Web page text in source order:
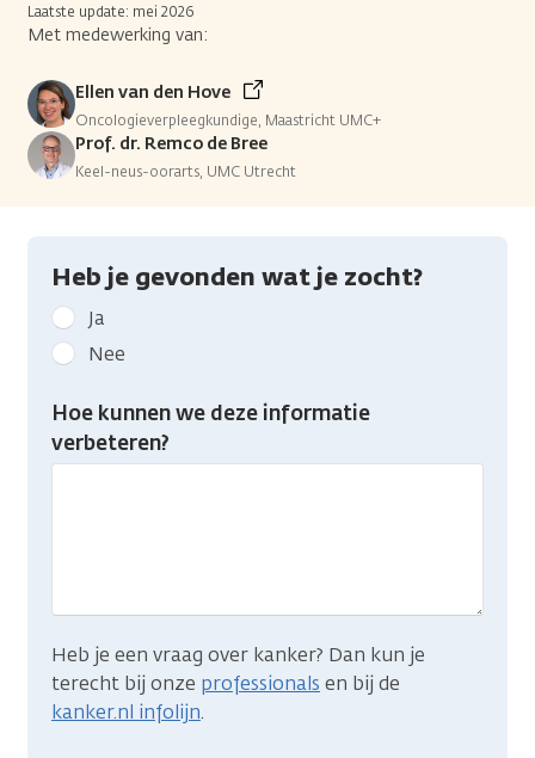
Laatste update: mei 2026
Met medewerking van:
Ellen van den Hove
Oncologieverpleegkundige, Maastricht UMC+
Prof. dr. Remco de Bree
Keel-neus-oorarts, UMC Utrecht
Heb je gevonden wat je zocht?
Geef
kanker.nl
feedback:
Heb
gevonden
Ja
Nee
Hoe kunnen we deze informatie
verbeteren?
Heb je een vraag over kanker? Dan kun je
terecht bij onze professionals en bij de
kanker.nl infolijn.